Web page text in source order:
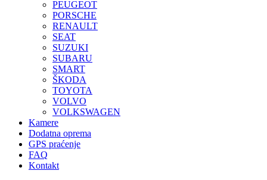
PEUGEOT
PORSCHE
RENAULT
SEAT
SUZUKI
SUBARU
SMART
ŠKODA
TOYOTA
VOLVO
VOLKSWAGEN
Kamere
Dodatna oprema
GPS praćenje
FAQ
Kontakt